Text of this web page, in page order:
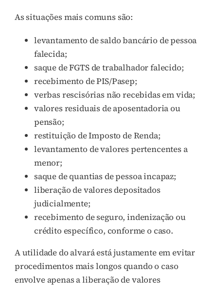
As situações mais comuns são:
levantamento de saldo bancário de pessoa
falecida;
saque de FGTS de trabalhador falecido;
recebimento de PIS/Pasep;
verbas rescisórias não recebidas em vida;
valores residuais de aposentadoria ou
pensão;
restituição de Imposto de Renda;
levantamento de valores pertencentes a
menor;
saque de quantias de pessoa incapaz;
liberação de valores depositados
judicialmente;
recebimento de seguro, indenização ou
crédito específico, conforme o caso.
A utilidade do alvará está justamente em evitar
procedimentos mais longos quando o caso
envolve apenas a liberação de valores